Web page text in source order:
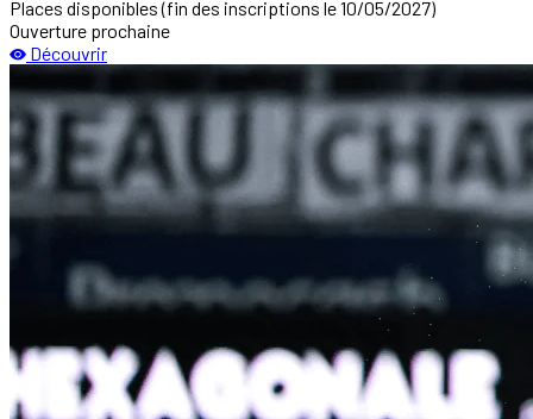
Places disponibles(fin des inscriptions le 10/05/2027)
Ouverture prochaine
Découvrir